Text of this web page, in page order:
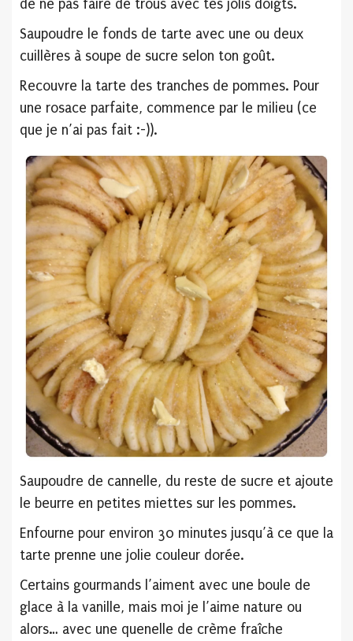
de ne pas faire de trous avec tes jolis doigts.
Saupoudre le fonds de tarte avec une ou deux
cuillères à soupe de sucre selon ton goût.
Recouvre la tarte des tranches de pommes. Pour
une rosace parfaite, commence par le milieu (ce
que je n’ai pas fait :-)).
Saupoudre de cannelle, du reste de sucre et ajoute
le beurre en petites miettes sur les pommes.
Enfourne pour environ 30 minutes jusqu’à ce que la
tarte prenne une jolie couleur dorée.
Certains gourmands l’aiment avec une boule de
glace à la vanille, mais moi je l’aime nature ou
alors… avec une quenelle de crème fraîche